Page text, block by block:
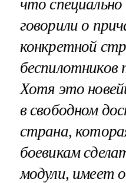
что специально
говорили о
конкретной
Хотя это
в свободном
страна,
боевикам
модули, имеет